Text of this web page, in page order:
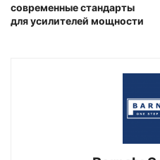
современные стандарты
для усилителей мощности